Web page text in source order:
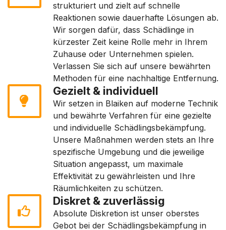
strukturiert und zielt auf schnelle
Reaktionen sowie dauerhafte Lösungen ab.
Wir sorgen dafür, dass Schädlinge in
kürzester Zeit keine Rolle mehr in Ihrem
Zuhause oder Unternehmen spielen.
Verlassen Sie sich auf unsere bewährten
Methoden für eine nachhaltige Entfernung.
Gezielt & individuell
Wir setzen in Blaiken auf moderne Technik
und bewährte Verfahren für eine gezielte
und individuelle Schädlingsbekämpfung.
Unsere Maßnahmen werden stets an Ihre
spezifische Umgebung und die jeweilige
Situation angepasst, um maximale
Effektivität zu gewährleisten und Ihre
Räumlichkeiten zu schützen.
Diskret & zuverlässig
Absolute Diskretion ist unser oberstes
Gebot bei der Schädlingsbekämpfung in